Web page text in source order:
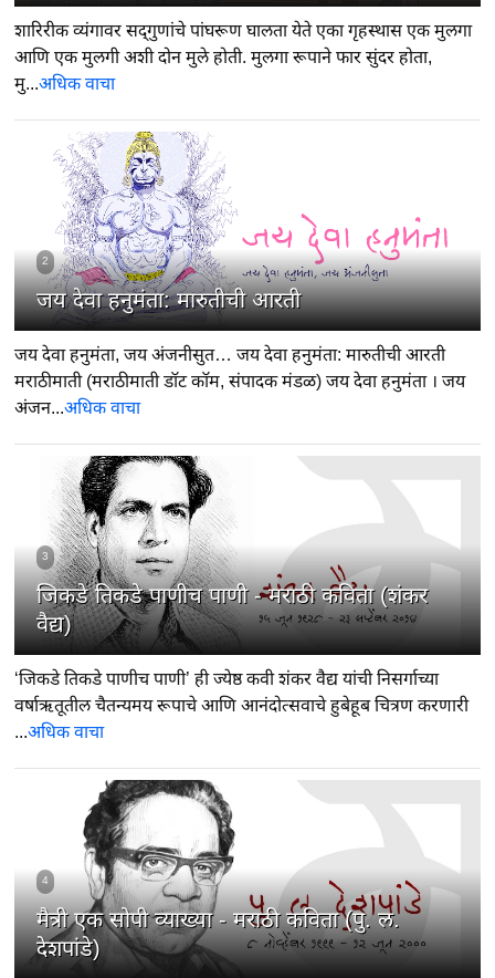
शारिरीक व्यंगावर सद्‍गुणांचे पांघरूण घालता येते एका गृहस्थास एक मुलगा
आणि एक मुलगी अशी दोन मुले होती. मुलगा रूपाने फार सुंदर होता,
मु...अधिक वाचा
2
जय देवा हनुमंता: मारुतीची आरती
जय देवा हनुमंता, जय अंजनीसुत… जय देवा हनुमंता: मारुतीची आरती
मराठीमाती (मराठीमाती डॉट कॉम, संपादक मंडळ) जय देवा हनुमंता । जय
अंजन...अधिक वाचा
3
जिकडे तिकडे पाणीच पाणी - मराठी कविता (शंकर
वैद्य)
‘जिकडे तिकडे पाणीच पाणी’ ही ज्येष्ठ कवी शंकर वैद्य यांची निसर्गाच्या
वर्षाऋतूतील चैतन्यमय रूपाचे आणि आनंदोत्सवाचे हुबेहूब चित्रण करणारी
...अधिक वाचा
4
मैत्री एक सोपी व्याख्या - मराठी कविता (पु. ल.
देशपांडे)